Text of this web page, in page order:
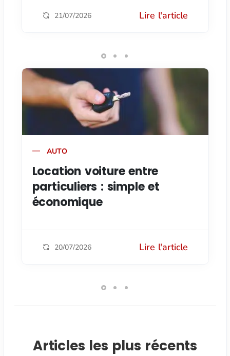
21/07/2026 Lire l'article
AUTO
Location voiture entre
particuliers : simple et
économique
20/07/2026 Lire l'article
Articles les plus récents